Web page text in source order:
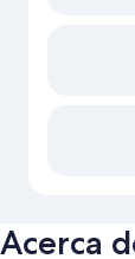
Acerca